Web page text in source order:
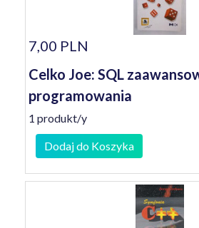
7,00 PLN
Celko Joe: SQL
programowania
1 produkt/y
Dodaj do Koszyka